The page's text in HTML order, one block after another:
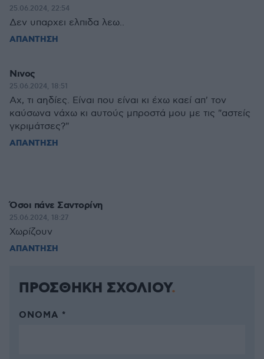
25.06.2024, 22:54
Δεν υπαρχει ελπιδα λεω..
ΑΠΑΝΤΗΣΗ
Νινος
25.06.2024, 18:51
Αχ, τι αηδίες. Είναι που είναι κι έχω καεί απ' τον
καύσωνα νάχω κι αυτούς μπροστά μου με τις "αστείς
γκριμάτσες?"
ΑΠΑΝΤΗΣΗ
Όσοι πάνε Σαντορίνη
25.06.2024, 18:27
Χωρίζουν
ΑΠΑΝΤΗΣΗ
ΠΡΟΣΘΗΚΗ ΣΧΟΛΙΟΥ
ΌΝΟΜΑ *